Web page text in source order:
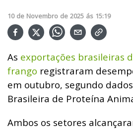
10 de Novembro de 2025 ás 15:19
As exportações brasileiras
frango registraram
em outubro, segundo
Brasileira de Proteína
Ambos os setores